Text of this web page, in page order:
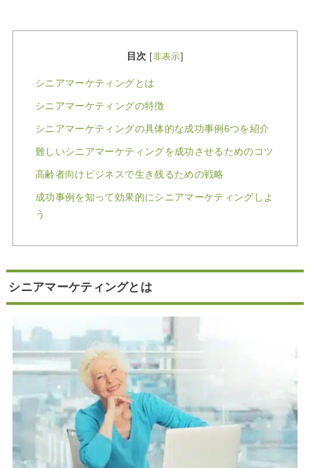
目次 [非表示]
シニアマーケティングとは
シニアマーケティングの特徴
シニアマーケティングの具体的な成功事例6つを紹介
難しいシニアマーケティングを成功させるためのコツ
高齢者向けビジネスで生き残るための戦略
成功事例を知って効果的にシニアマーケティングしよ
う
シニアマーケティングとは